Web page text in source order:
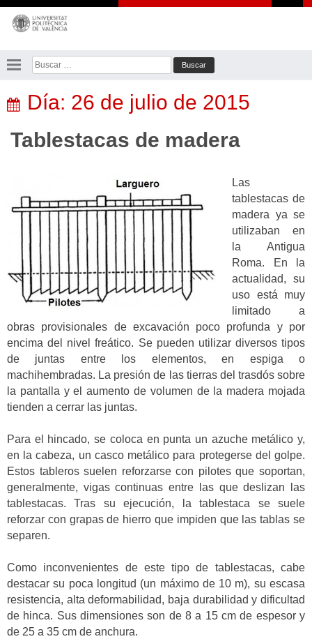
Saltar
contenido
Buscar:
Día: 26 de julio de 2015
Tablestacas de madera
Las
tablestacas de
madera ya se
utilizaban en
la Antigua
Roma. En la
actualidad, su
uso está muy
limitado a
obras provisionales de excavación poco profunda y por
encima del nivel freático. Se pueden utilizar diversos tipos
de juntas entre los elementos, en espiga o
machihembradas. La presión de las tierras del trasdós sobre
la pantalla y el aumento de volumen de la madera mojada
tienden a cerrar las juntas.
Para el hincado, se coloca en punta un azuche metálico y,
en la cabeza, un casco metálico para protegerse del golpe.
Estos tableros suelen reforzarse con pilotes que soportan,
generalmente, vigas continuas entre las que deslizan las
tablestacas. Tras su ejecución, la tablestaca se suele
reforzar con grapas de hierro que impiden que las tablas se
separen.
Como inconvenientes de este tipo de tablestacas, cabe
destacar su poca longitud (un máximo de 10 m), su escasa
resistencia, alta deformabilidad, baja durabilidad y dificultad
de hinca. Sus dimensiones son de 8 a 15 cm de espesor y
de 25 a 35 cm de anchura.